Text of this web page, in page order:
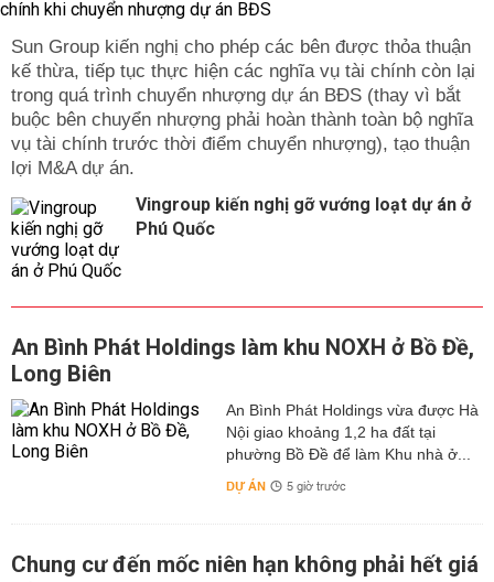
Sun Group kiến nghị cho phép các bên được thỏa thuận
kế thừa, tiếp tục thực hiện các nghĩa vụ tài chính còn lại
trong quá trình chuyển nhượng dự án BĐS (thay vì bắt
buộc bên chuyển nhượng phải hoàn thành toàn bộ nghĩa
vụ tài chính trước thời điểm chuyển nhượng), tạo thuận
lợi M&A dự án.
Vingroup kiến nghị gỡ vướng loạt dự án ở
Phú Quốc
An Bình Phát Holdings làm khu NOXH ở Bồ Đề,
Long Biên
An Bình Phát Holdings vừa được Hà
Nội giao khoảng 1,2 ha đất tại
phường Bồ Đề để làm Khu nhà ở...
DỰ ÁN 5 giờ trước
Chung cư đến mốc niên hạn không phải hết giá